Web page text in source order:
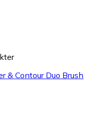
& Contour Duo Brush